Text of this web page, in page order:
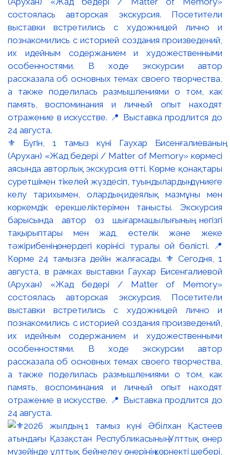
⚜️ Бүгін, 1 тамыз күні Гаухар Бисенғалиеваның
(Арухан) «Жад бедері / Matter of Memory» көрмесі
аясында авторлық экскурсия өтті. Көрме қонақтары
суретшімен тікелей жүздесіп, туындылардың дүниеге
келу тарихымен, олардың идеялық мазмұны мен
көркемдік ерекшеліктерімен танысты. Экскурсия
барысында автор өз шығармашылығының негізгі
тақырыптары мен жад, естелік және жеке
тәжірибенің өнердегі көрінісі туралы ой бөлісті. 📍
Көрме 24 тамызға дейін жалғасады. ⚜️ Сегодня, 1
августа, в рамках выставки Гаухар Бисенгалиевой
(Арухан) «Жад бедері / Matter of Memory»
состоялась авторская экскурсия. Посетители
выставки встретились с художницей лично и
познакомились с историей создания произведений,
их идейным содержанием и художественными
особенностями. В ходе экскурсии автор
рассказала об основных темах своего творчества,
а также поделилась размышлениями о том, как
память, воспоминания и личный опыт находят
отражение в искусстве. 📍 Выставка продлится до
24 августа.